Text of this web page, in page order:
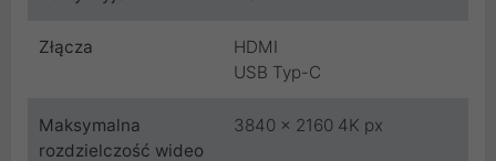
Złącza
HDMI
USB Typ-C
Maksymalna
rozdzielczość wideo
3840 x 2160 4K px